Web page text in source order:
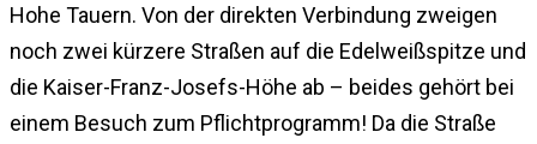
Hohe Tauern. Von der direkten Verbindung zweigen
noch zwei kürzere Straßen auf die Edelweißspitze und
die Kaiser-Franz-Josefs-Höhe ab – beides gehört bei
einem Besuch zum Pflichtprogramm! Da die Straße